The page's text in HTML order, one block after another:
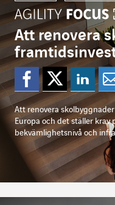
Att renovera
Dela
Att renovera
Europa och det ställer krav
bekvämlighetsnivå och